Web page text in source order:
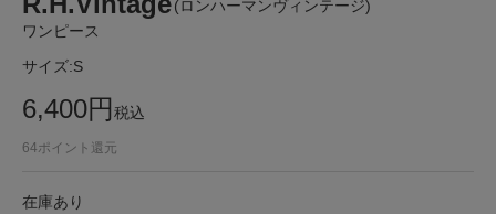
(ロンハーマンヴィンテージ)
ワンピース
サイズ:S
6,400円税込
64ポイント還元
在庫あり